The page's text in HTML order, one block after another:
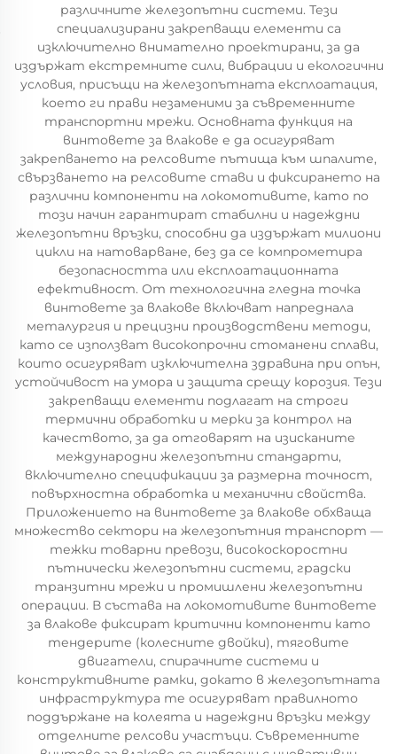
различните железопътни системи. Тези
специализирани закрепващи елементи са
изключително внимателно проектирани, за да
издържат екстремните сили, вибрации и екологични
условия, присъщи на железопътната експлоатация,
което ги прави незаменими за съвременните
транспортни мрежи. Основната функция на
винтовете за влакове е да осигуряват
закрепването на релсовите пътища към шпалите,
свързването на релсовите стави и фиксирането на
различни компоненти на локомотивите, като по
този начин гарантират стабилни и надеждни
железопътни връзки, способни да издържат милиони
цикли на натоварване, без да се компрометира
безопасността или експлоатационната
ефективност. От технологична гледна точка
винтовете за влакове включват напреднала
металургия и прецизни производствени методи,
като се използват високопрочни стоманени сплави,
които осигуряват изключителна здравина при опън,
устойчивост на умора и защита срещу корозия. Тези
закрепващи елементи подлагат на строги
термични обработки и мерки за контрол на
качеството, за да отговарят на изисканите
международни железопътни стандарти,
включително спецификации за размерна точност,
повърхностна обработка и механични свойства.
Приложението на винтовете за влакове обхваща
множество сектори на железопътния транспорт —
тежки товарни превози, високоскоростни
пътнически железопътни системи, градски
транзитни мрежи и промишлени железопътни
операции. В състава на локомотивите винтовете
за влакове фиксират критични компоненти като
тендерите (колесните двойки), тяговите
двигатели, спирачните системи и
конструктивните рамки, докато в железопътната
инфраструктура те осигуряват правилното
поддържане на колеята и надеждни връзки между
отделните релсови участъци. Съвременните